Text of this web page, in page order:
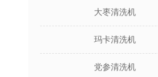
大枣清洗机
玛卡清洗机
党参清洗机